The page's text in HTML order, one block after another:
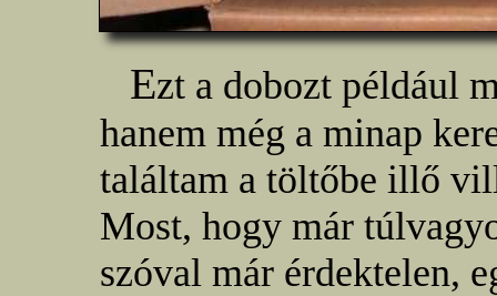
Ezt a dobozt például
hanem még a minap
találtam a töltőbe illő
Most, hogy már
szóval már érdektelen,